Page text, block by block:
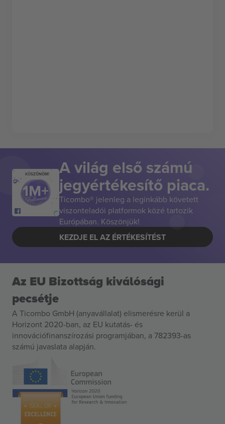
KÖSZÖNÖM! A világ első számú
jegyértékesítő piaca.
Ticombo® jelenleg a leginkább követett
viszonteladói platformok közé tartozik
Európában. Köszönjük!
KEZDJE EL AZ ÉRTÉKESÍTÉST
Az EU Bizottság kiválósági
pecsétje
A Ticombo GmbH (anyavállalat) elismerésre kerül a
Horizont 2020-ban, az EU kutatás- és
innovációfinanszírozási programjában, a 782393-as
számú javaslata alapján.